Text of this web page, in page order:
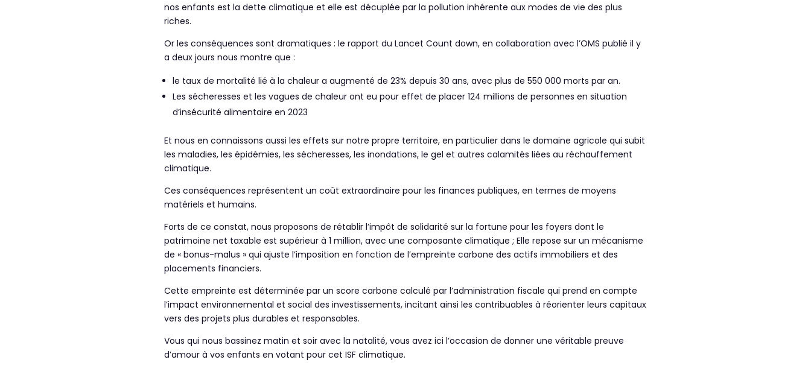
nos enfants est la dette climatique et elle est décuplée par la pollution inhérente aux modes de vie des plus
riches.
Or les conséquences sont dramatiques : le rapport du Lancet Count down, en collaboration avec l’OMS publié il y
a deux jours nous montre que :
le taux de mortalité lié à la chaleur a augmenté de 23% depuis 30 ans, avec plus de 550 000 morts par an.
Les sécheresses et les vagues de chaleur ont eu pour effet de placer 124 millions de personnes en situation
d’insécurité alimentaire en 2023
Et nous en connaissons aussi les effets sur notre propre territoire, en particulier dans le domaine agricole qui subit
les maladies, les épidémies, les sécheresses, les inondations, le gel et autres calamités liées au réchauffement
climatique.
Ces conséquences représentent un coût extraordinaire pour les finances publiques, en termes de moyens
matériels et humains.
Forts de ce constat, nous proposons de rétablir l’impôt de solidarité sur la fortune pour les foyers dont le
patrimoine net taxable est supérieur à 1 million, avec une composante climatique ; Elle repose sur un mécanisme
de « bonus-malus » qui ajuste l’imposition en fonction de l’empreinte carbone des actifs immobiliers et des
placements financiers.
Cette empreinte est déterminée par un score carbone calculé par l’administration fiscale qui prend en compte
l’impact environnemental et social des investissements, incitant ainsi les contribuables à réorienter leurs capitaux
vers des projets plus durables et responsables.
Vous qui nous bassinez matin et soir avec la natalité, vous avez ici l’occasion de donner une véritable preuve
d’amour à vos enfants en votant pour cet ISF climatique.